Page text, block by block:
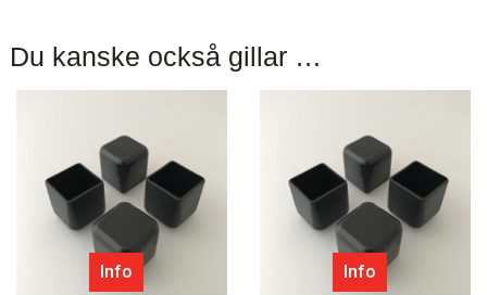
Du kanske också gillar …
Info Info